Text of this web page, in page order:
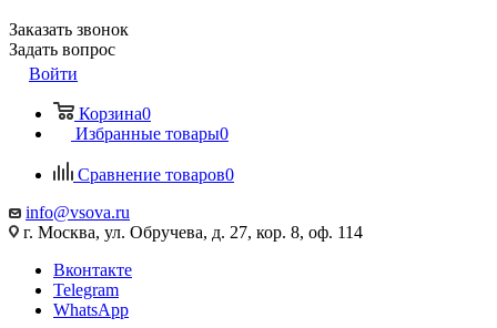
Заказать звонок
Задать вопрос
Войти
Корзина0
Избранные товары0
Сравнение товаров0
info@vsova.ru
г. Москва, ул. Обручева, д. 27, кор. 8, оф. 114
Вконтакте
Telegram
WhatsApp